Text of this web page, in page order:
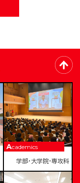
Academics
学部・大学院・専攻科